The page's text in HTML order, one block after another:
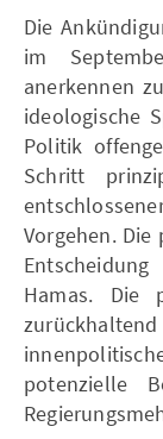
Die
im
anerkennen
ideologische
Politik
Schritt
Vorgehen.
Hamas. Die
potenzielle